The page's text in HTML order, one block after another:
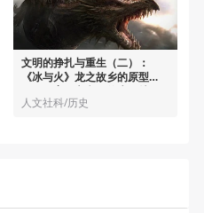
文明的挣扎与重生（二）：
《冰与火》龙之故乡的原型
——孕育西方文明的克里特
人文社科/历史